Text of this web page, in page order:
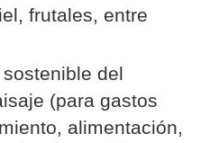
frutales, entre
del
(para gastos
alimentación,